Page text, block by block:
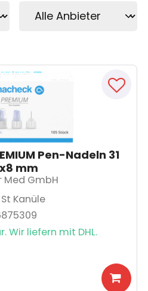
Pen-Nadeln 31
mm
Med GmbH
St Kanüle
Wir liefern mit DHL.